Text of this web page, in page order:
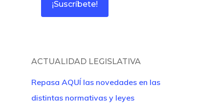
ACTUALIDAD LEGISLATIVA
Repasa AQUÍ las novedades en las
distintas normativas y leyes